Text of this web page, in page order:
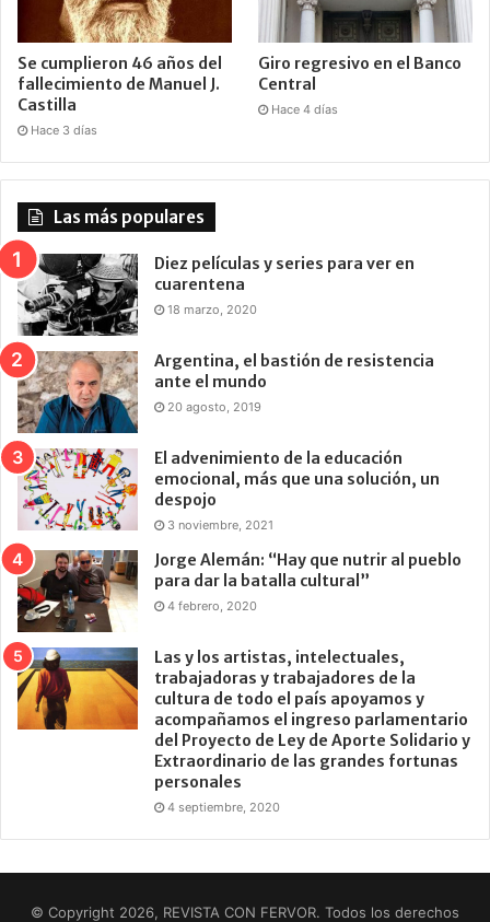
Se cumplieron 46 años del
fallecimiento de Manuel J.
Castilla
Hace 3 días
Giro regresivo en el Banco
Central
Hace 4 días
Las más populares
Diez películas y series para ver en
cuarentena
18 marzo, 2020
Argentina, el bastión de resistencia
ante el mundo
20 agosto, 2019
El advenimiento de la educación
emocional, más que una solución, un
despojo
3 noviembre, 2021
Jorge Alemán: “Hay que nutrir al pueblo
para dar la batalla cultural”
4 febrero, 2020
Las y los artistas, intelectuales,
trabajadoras y trabajadores de la
cultura de todo el país apoyamos y
acompañamos el ingreso parlamentario
del Proyecto de Ley de Aporte Solidario y
Extraordinario de las grandes fortunas
personales
4 septiembre, 2020
© Copyright 2026, REVISTA CON FERVOR. Todos los derechos